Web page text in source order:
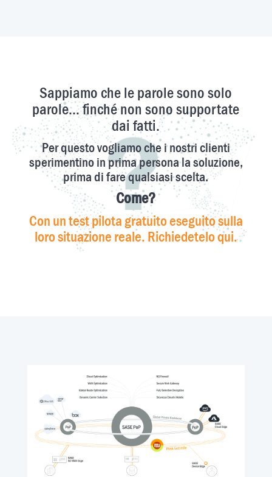
​Sappiamo che le parole sono solo
parole… finché non sono supportate
dai fatti.
Per questo vogliamo che i nostri clienti
sperimentino in prima persona la soluzione,
prima di fare qualsiasi scelta.
Come?
Con un test pilota gratuito eseguito sulla
loro situazione reale. Richiedetelo qui.